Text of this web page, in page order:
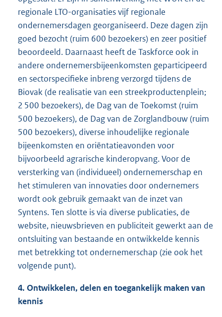
regionale LTO-organisaties vijf regionale
ondernemersdagen georganiseerd. Deze dagen zijn
goed bezocht (ruim 600 bezoekers) en zeer positief
beoordeeld. Daarnaast heeft de Taskforce ook in
andere ondernemersbijeenkomsten geparticipeerd
en sectorspecifieke inbreng verzorgd tijdens de
Biovak (de realisatie van een streekproductenplein;
2 500 bezoekers), de Dag van de Toekomst (ruim
500 bezoekers), de Dag van de Zorglandbouw (ruim
500 bezoekers), diverse inhoudelijke regionale
bijeenkomsten en oriëntatieavonden voor
bijvoorbeeld agrarische kinderopvang. Voor de
versterking van (individueel) ondernemerschap en
het stimuleren van innovaties door ondernemers
wordt ook gebruik gemaakt van de inzet van
Syntens. Ten slotte is via diverse publicaties, de
website, nieuwsbrieven en publiciteit gewerkt aan de
ontsluiting van bestaande en ontwikkelde kennis
met betrekking tot ondernemerschap (zie ook het
volgende punt).
4. Ontwikkelen, delen en toegankelijk maken van
kennis